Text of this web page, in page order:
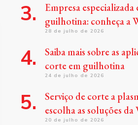
Empresa
guilhotina: conheça a
28 de julho de 2026
Saiba mais sobre as
corte em guilhotina
24 de julho de 2026
Serviço de corte a
escolha as soluções
20 de julho de 2026